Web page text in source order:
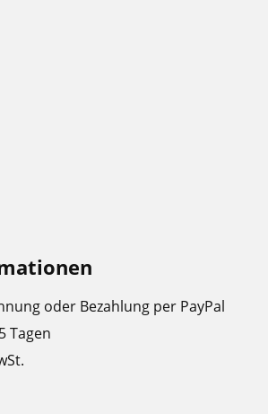
oder Bezahlung per PayPal
Tagen